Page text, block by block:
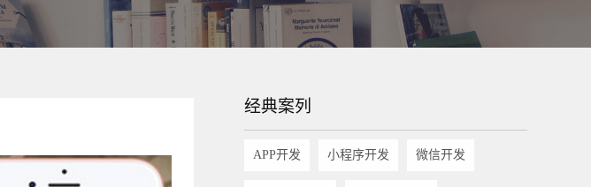
经典案列
APP开发 小程序开发 微信开发